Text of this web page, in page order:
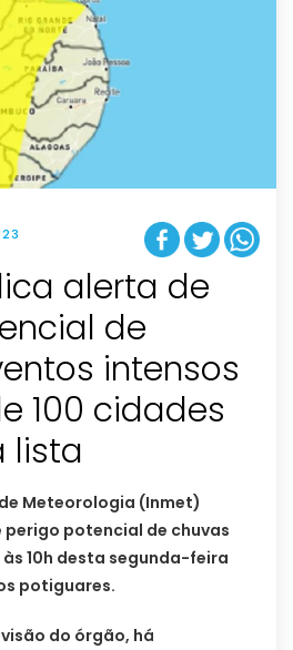
alerta de
de
intensos
100 cidades
lista
Meteorologia (Inmet)
perigo potencial de chuvas
10h desta segunda-feira
potiguares.
do órgão, há